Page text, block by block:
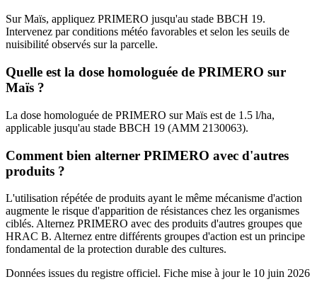
Sur Maïs, appliquez PRIMERO jusqu'au stade BBCH 19.
Intervenez par conditions météo favorables et selon les seuils de
nuisibilité observés sur la parcelle.
Quelle est la dose homologuée de PRIMERO sur
Maïs ?
La dose homologuée de PRIMERO sur Maïs est de 1.5 l/ha,
applicable jusqu'au stade BBCH 19 (AMM 2130063).
Comment bien alterner PRIMERO avec d'autres
produits ?
L'utilisation répétée de produits ayant le même mécanisme d'action
augmente le risque d'apparition de résistances chez les organismes
ciblés. Alternez PRIMERO avec des produits d'autres groupes que
HRAC B. Alternez entre différents groupes d'action est un principe
fondamental de la protection durable des cultures.
Données issues du registre officiel. Fiche mise à jour le 10 juin 2026